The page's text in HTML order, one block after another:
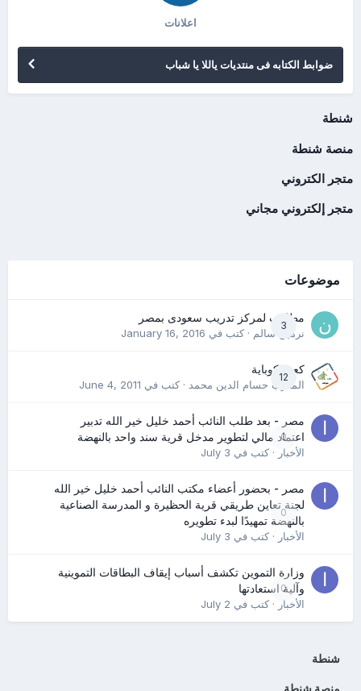
اعلانات
ضوابط الكتابه فى منتديات ياللا يا شباب
شنطة
منصة شنطة
متجر الكتروني
متجر إلكتروني مجاني
موضوعات
3
مطلوب لمركز تدريب سعودى بمصر
نرمين سالم· كتب في January 16, 2016
12
كعب كوباية
المدرب حسام الدين محمد· كتب في June 4, 2011
0
مصر - بعد طلب النائب أحمد خليل خير الله تدبير
اعتماد مالي لتطوير مدخل قرية سند واحد بالنهضة
الأخبار· كتب في July 3
0
مصر - بحضور أعضاء مكتب النائب أحمد خليل خير الله
لجنة تعاين طريقي قرية الحظيرة و المدرسة الصناعية
بالنهضة تمهيدًا لبدء تطويره
الأخبار· كتب في July 3
0
وزارة التموين تكشف أسباب إيقاف البطاقات التموينية
وآلية استعادتها
الأخبار· كتب في July 2
شنطة